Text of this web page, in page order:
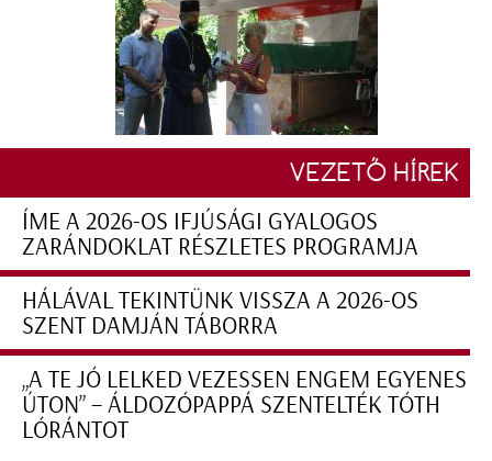
VEZETŐ HÍREK
ÍME A 2026-OS IFJÚSÁGI GYALOGOS
ZARÁNDOKLAT RÉSZLETES PROGRAMJA
HÁLÁVAL TEKINTÜNK VISSZA A 2026-OS
SZENT DAMJÁN TÁBORRA
„A TE JÓ LELKED VEZESSEN ENGEM EGYENES
ÚTON” – ÁLDOZÓPAPPÁ SZENTELTÉK TÓTH
LÓRÁNTOT